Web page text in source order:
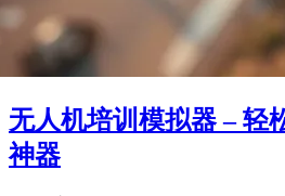
无人机培训模拟器 – 轻
神器